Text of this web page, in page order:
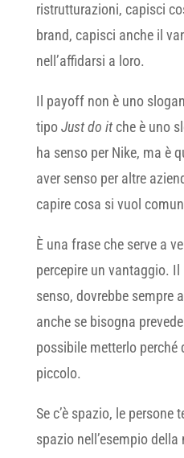
ristrutturazioni, capisci
brand, capisci anche il
nell’affidarsi a loro.
Il payoff non è uno
tipoJust do itche è uno
ha senso per Nike, ma è
aver senso per altre
capire cosa si vuol
È una frase che serve a
percepire un vantaggio.
senso, dovrebbe sempre
anche se bisogna
possibile metterlo perché
piccolo.
Se c’è spazio, le persone
spazio nell’esempio